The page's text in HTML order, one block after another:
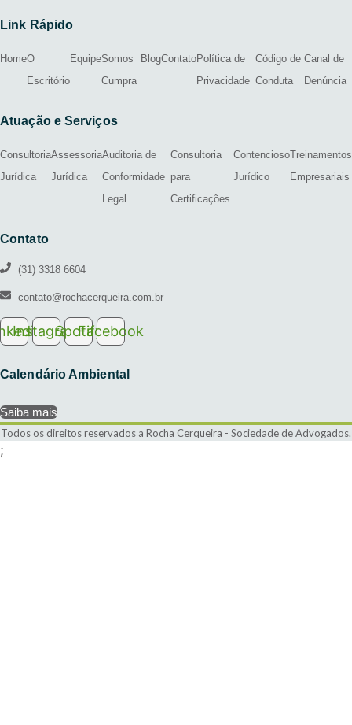
Link Rápido
HomeO
Escritório
EquipeSomos
Cumpra
BlogContatoPolítica de
Privacidade
Código de
Conduta
Canal de
Denúncia
Atuação e Serviços
Consultoria
Jurídica
Assessoria
Jurídica
Auditoria de
Conformidade
Legal
Consultoria
para
Certificações
Contencioso
Jurídico
Treinamentos
Empresariais
Contato
(31) 3318 6604
contato@rochacerqueira.com.br
Instagram
SpotifyFacebook
Calendário Ambiental
Saiba mais
Todos os direitos reservados a Rocha Cerqueira - Sociedade de Advogados.
;